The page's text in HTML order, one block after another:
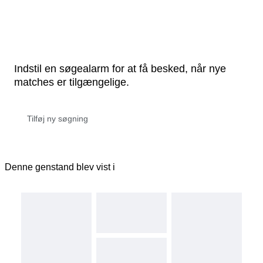
Indstil en søgealarm for at få besked, når nye
matches er tilgængelige.
Denne genstand blev vist i